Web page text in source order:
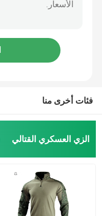
معطف الشتاء العسكري
حقيبة ظهر عسكرية
أحذية جلدية عسكرية
أحذية اللباس العسكري
فئات أخرى منا
الزي العسكري القتالي